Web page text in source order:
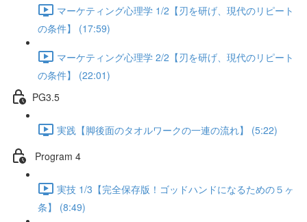
マーケティング心理学 1/2【刃を研げ、現代のリピート
の条件】 (17:59)
マーケティング心理学 2/2【刃を研げ、現代のリピート
の条件】 (22:01)
PG3.5
実践【脚後面のタオルワークの一連の流れ】 (5:22)
Program 4
実技 1/3【完全保存版！ゴッドハンドになるための５ヶ
条】 (8:49)